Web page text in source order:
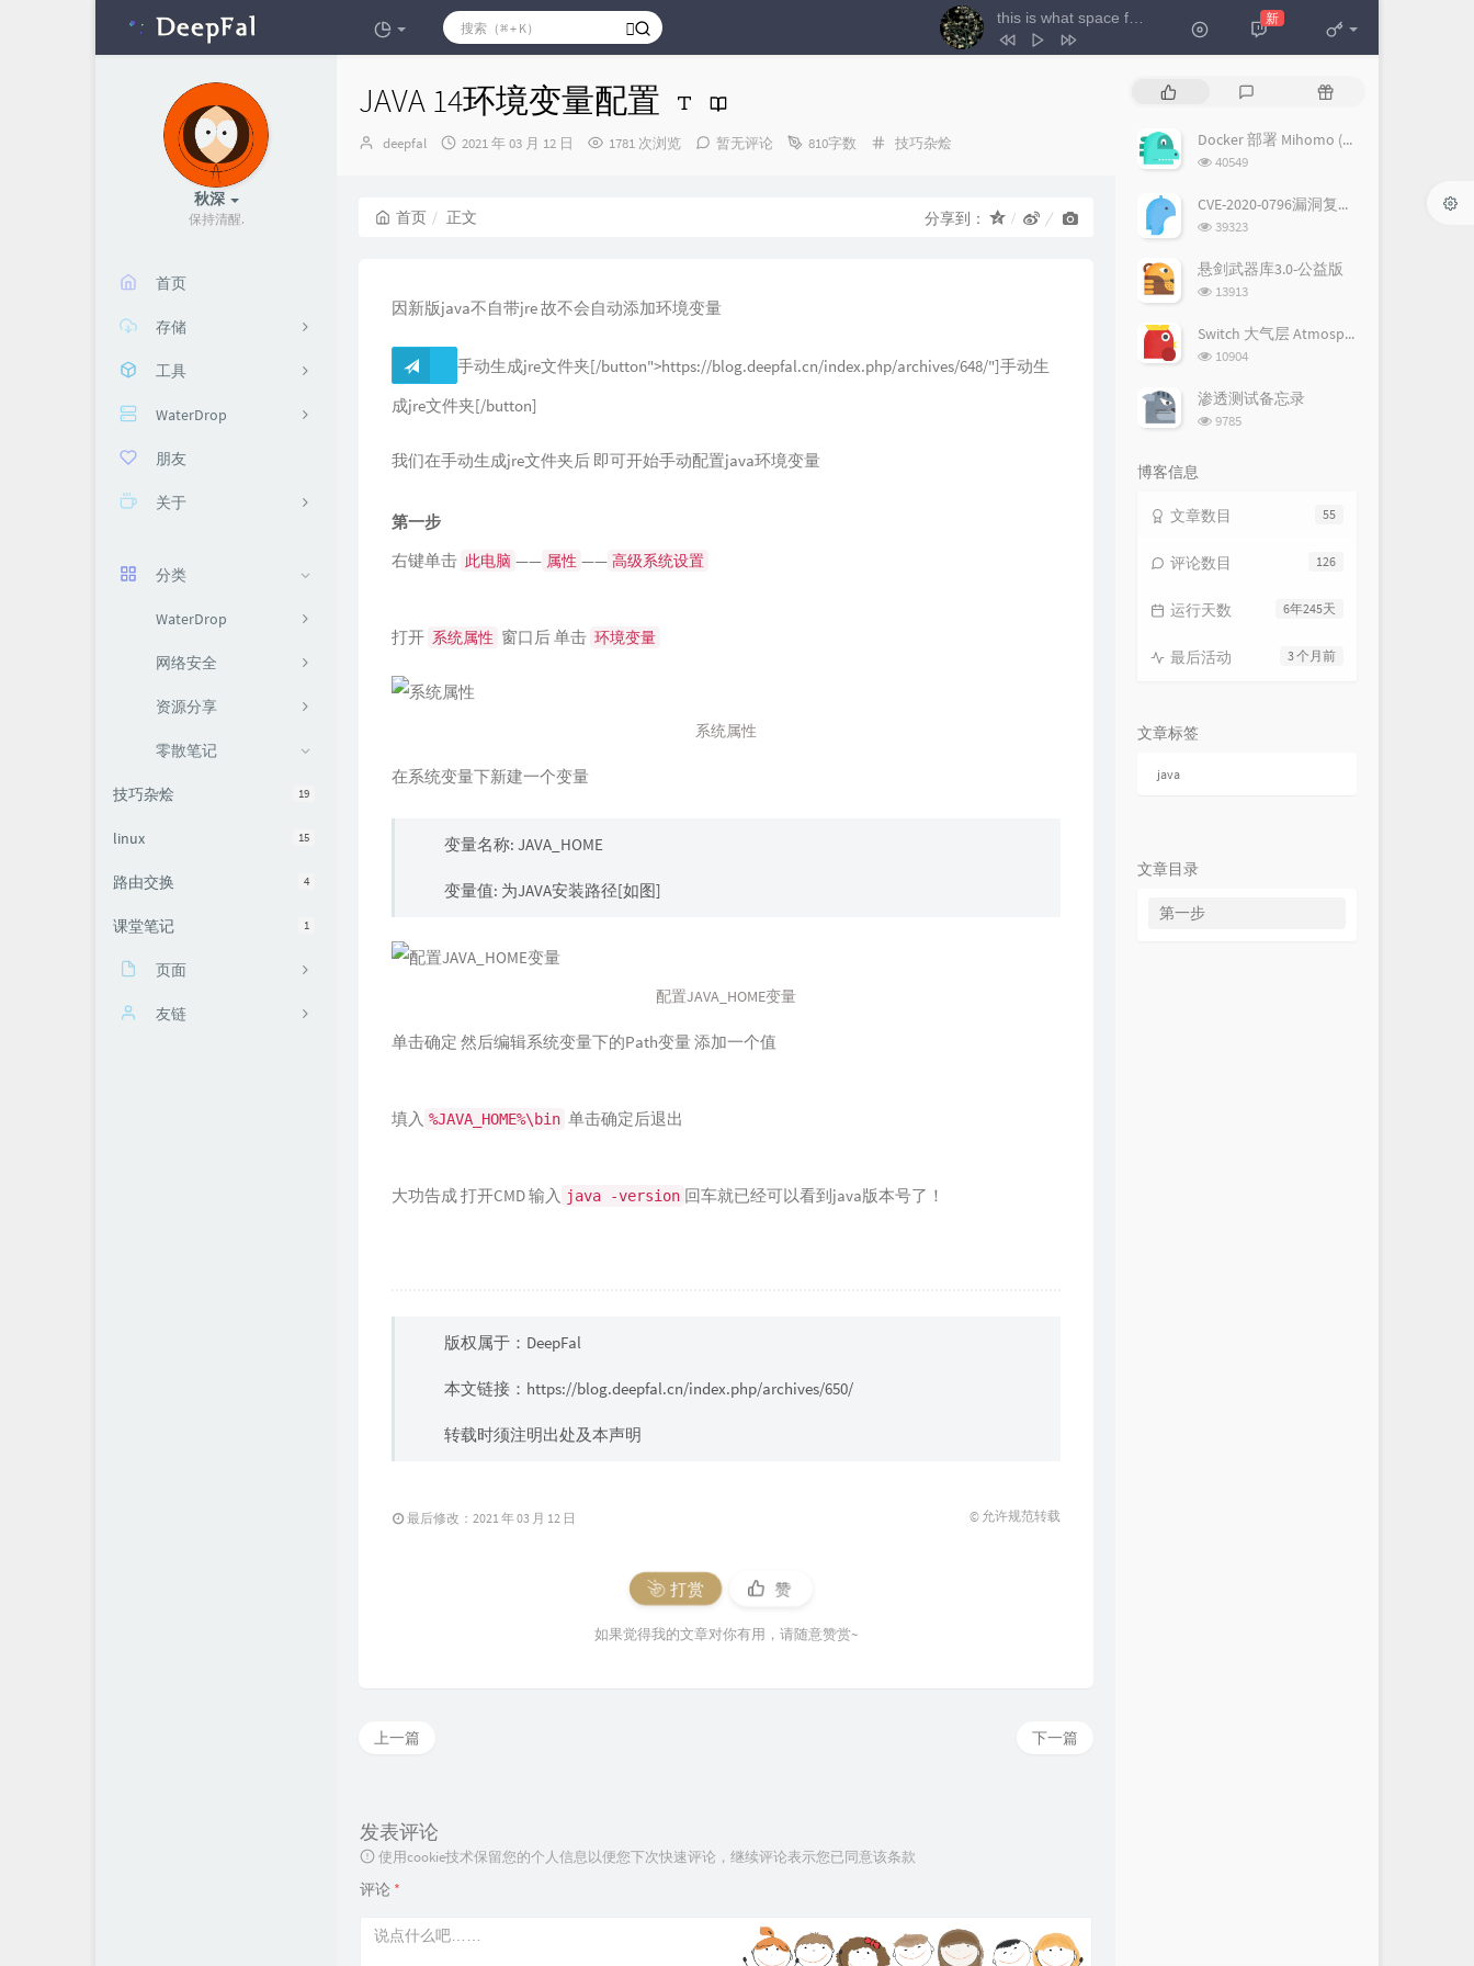
- JVKE
MagnusTheMagnus
5 THAT'S WHAT IT TAKES NEFFEX
NUEKI / Eternxlkz / TOLCHONOV
Dermot Kennedy / MEDUZA
Rialians on Earth / Cafe De Anatolia /
新
秋深
保持:\5
首页
存储
冷盘
橡木箱子
图床
工具
解密版权音乐
KMS脚本生成
WaterDrop
WaterDrop皮肤站
朋友
关于
分类
WaterDrop
网络安全
资源分享
零散笔记
19
技巧杂烩
15
linux
4
路由交换
1
课堂笔记
页面
归档友链
JAVA 14环境变量配置
博
deepfal
发
2021 年 03 月 12 日 1781 次浏览 暂无评论 810字数
分
技巧杂烩
首页 正文 分享到：
因新版java不自带jre 故不会自动添加环境变量
手动生成jre文件夹[/button">https://blog.deepfal.cn/index.php/archives/648/"]手动生
成jre文件夹[/button]
我们在手动生成jre文件夹后 即可开始手动配置java环境变量
第一步
右键单击 此电脑 —— 属性 —— 高级系统设置
打开 系统属性 窗口后 单击 环境变量
系统属性
在系统变量下新建一个变量
变量名称: JAVA_HOME
变量值: 为JAVA安装路径[如图]
配置JAVA_HOME变量
单击确定 然后编辑系统变量下的Path变量 添加一个值
填入 %JAVA_HOME%\bin 单击确定后退出
大功告成 打开CMD 输入 java -version 回车就已经可以看到java版本号了！
版权属于：DeepFal
本文链接： https://blog.deepfal.cn/index.php/archives/650/
转载时须注明出处及本声明
最后修改：2021 年 03 月 12 日 © 允许规范转载
打赏 赞
如果觉得我的文章对你有用，请随意赞赏~
下一篇
上一篇
发表评论
使用cookie技术保留您的个人信息以便您下次快速评论，继续评论表示您已同意该条款
评论 *
章
评
随
文
章
Docker 部署 Mihomo (Clash Meta) 核心 + WebUI 指南
浏
次
40549
CVE-2020-0796漏洞复现——<蓝屏+GetShell>
浏
次
数:
39323
悬剑武器库3.0-公益版
浏
次
13913
Switch 大气层 Atmosphere 如何开启隐身模式(隐藏序列号)
浏
次
数:
10904
渗透测试备忘录
浏
9785
博客信息
55
文章数目
126
评论数目
6年245天
运行天数
3 个月前
最后活动
文章标签
java
文章目录
第一步